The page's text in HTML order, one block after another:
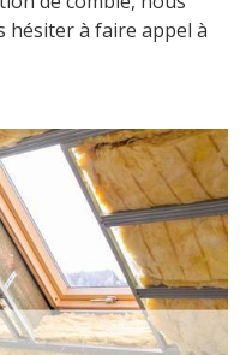
hésiter à faire appel à